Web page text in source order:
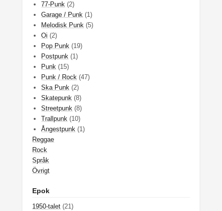
77-Punk (2)
Garage / Punk (1)
Melodisk Punk (5)
Oi (2)
Pop Punk (19)
Postpunk (1)
Punk (15)
Punk / Rock (47)
Ska Punk (2)
Skatepunk (8)
Streetpunk (8)
Trallpunk (10)
Ångestpunk (1)
Reggae
Rock
Språk
Övrigt
Epok
1950-talet (21)